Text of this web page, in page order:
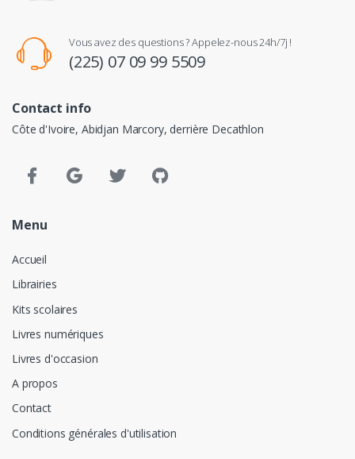
Vous avez des questions ? Appelez-nous 24h/7j !
(225) 07 09 99 5509
Contact info
Côte d'Ivoire, Abidjan Marcory, derrière Decathlon
Menu
Accueil
Librairies
Kits scolaires
Livres numériques
Livres d'occasion
A propos
Contact
Conditions générales d'utilisation